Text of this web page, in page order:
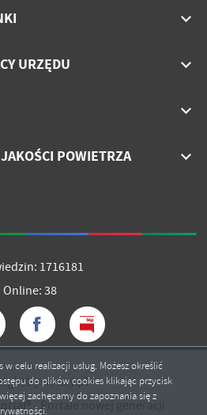
URZĘDU
POWIETRZA
1716181
Online: 38
by mrozy.pl
- Portale nowej generacji
celu realizacji usług. Możesz określić
do plików cookies klikając przycisk
zachęcamy do zapoznania się z